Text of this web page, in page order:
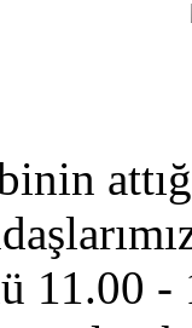
11.00 -